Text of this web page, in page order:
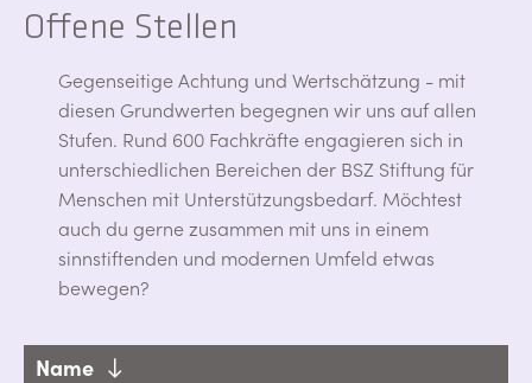
Offene Stellen
Gegenseitige Achtung und Wertschätzung - mit
diesen Grundwerten begegnen wir uns auf allen
Stufen. Rund 600 Fachkräfte engagieren sich in
unterschiedlichen Bereichen der BSZ Stiftung für
Menschen mit Unterstützungsbedarf. Möchtest
auch du gerne zusammen mit uns in einem
sinnstiftenden und modernen Umfeld etwas
bewegen?
Name